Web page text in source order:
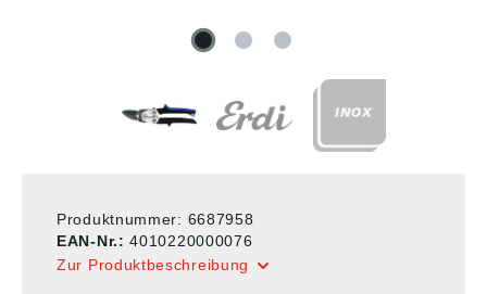
Produktnummer: 6687958
EAN-Nr.:4010220000076
Zur Produktbeschreibung